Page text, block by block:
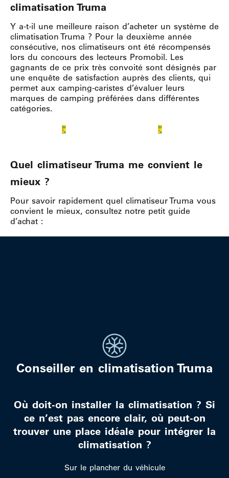
climatisation Truma
Y a-t-il une meilleure raison d’acheter un système de
climatisation Truma ? Pour la deuxième année
consécutive, nos climatiseurs ont été récompensés
lors du concours des lecteurs Promobil. Les
gagnants de ce prix très convoité sont désignés par
une enquête de satisfaction auprès des clients, qui
permet aux camping-caristes d’évaluer leurs
marques de camping préférées dans différentes
catégories.
Quel climatiseur Truma me convient le
mieux ?
Pour savoir rapidement quel climatiseur Truma vous
convient le mieux, consultez notre petit guide
d’achat :
Conseiller en climatisation Truma
Où doit-on installer la climatisation ? Si
ce n’est pas encore clair, où peut-on
trouver une place idéale pour intégrer la
climatisation ?
Sur le plancher du véhicule